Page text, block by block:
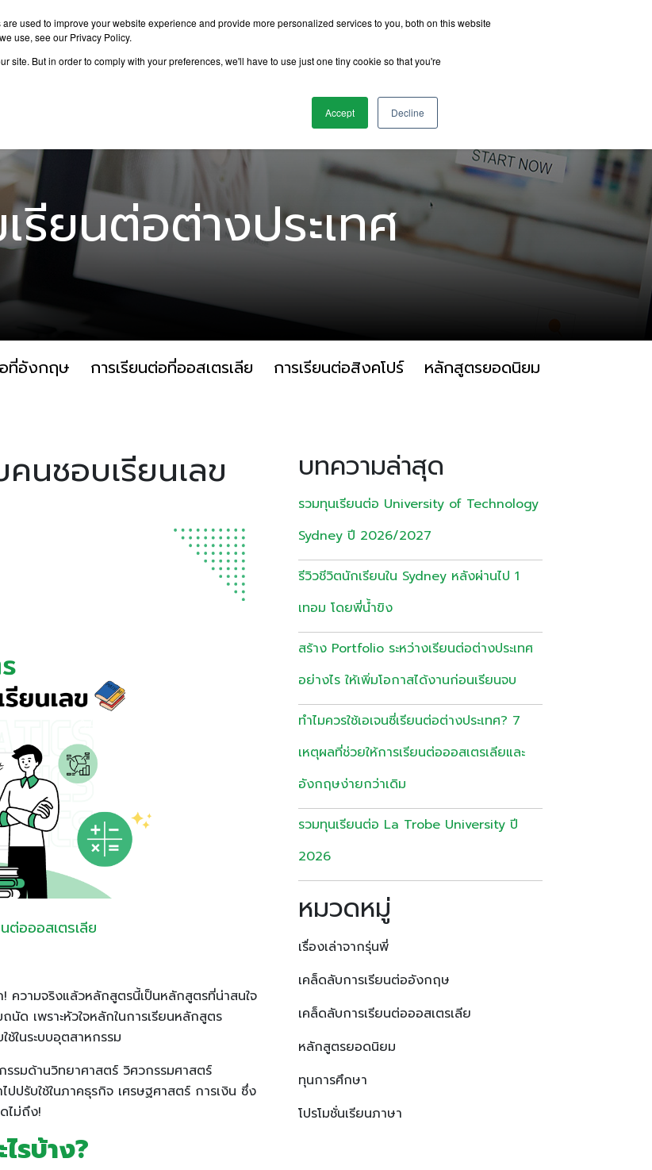
used to improve your website experience and provide more personalized services to you, both on this website
use, see our Privacy Policy.
site. But in order to comply with your preferences, we'll have to use just one tiny cookie so that you're
Accept Decline
รียนต่อต่างประเทศ
ที่อังกฤษ การเรียนต่อที่ออสเตรเลีย การเรียนต่อสิงคโปร์
หลักสูตรยอดนิยม
นชอบเรียนเลข
ต่อออสเตรเลีย
วามจริงแล้วหลักสูตรนี้เป็นหลักสูตรที่น่าสนใจ
ด เพราะหัวใจหลักในการเรียนหลักสูตร
ในระบบอุตสาหกรรม
รมด้านวิทยาศาสตร์ วิศวกรรมศาสตร์
ปรับใช้ในภาคธุรกิจ เศรษฐศาสตร์ การเงิน ซึ่ง
ไม่ถึง!
รบ้าง?
บทความล่าสุด
รวมทุนเรียนต่อ University of Technology
Sydney ปี 2026/2027
รีวิวชีวิตนักเรียนใน Sydney หลังผ่านไป 1
เทอม โดยพี่น้ำขิง
สร้าง Portfolio ระหว่างเรียนต่อต่างประเทศ
อย่างไร ให้เพิ่มโอกาสได้งานก่อนเรียนจบ
ทำไมควรใช้เอเจนซี่เรียนต่อต่างประเทศ? 7
เหตุผลที่ช่วยให้การเรียนต่อออสเตรเลียและ
อังกฤษง่ายกว่าเดิม
รวมทุนเรียนต่อ La Trobe University ปี
2026
หมวดหมู่
เรื่องเล่าจากรุ่นพี่
เคล็ดลับการเรียนต่ออังกฤษ
เคล็ดลับการเรียนต่อออสเตรเลีย
หลักสูตรยอดนิยม
ทุนการศึกษา
โปรโมชั่นเรียนภาษา